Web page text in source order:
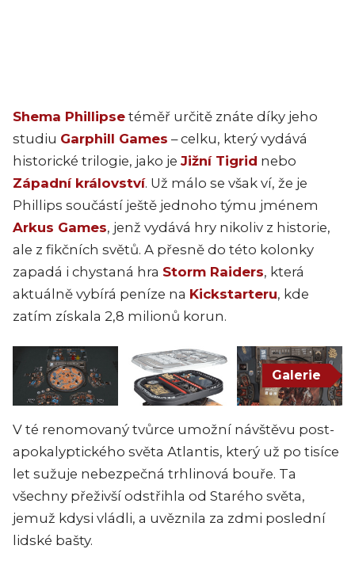
Shema Phillipse téměř určitě znáte díky jeho
studiu Garphill Games – celku, který vydává
historické trilogie, jako je Jižní Tigrid nebo
Západní království. Už málo se však ví, že je
Phillips součástí ještě jednoho týmu jménem
Arkus Games, jenž vydává hry nikoliv z historie,
ale z fikčních světů. A přesně do této kolonky
zapadá i chystaná hra Storm Raiders, která
aktuálně vybírá peníze na Kickstarteru, kde
zatím získala 2,8 milionů korun.
Galerie
V té renomovaný tvůrce umožní návštěvu post-
apokalyptického světa Atlantis, který už po tisíce
let sužuje nebezpečná trhlinová bouře. Ta
všechny přeživší odstřihla od Starého světa,
jemuž kdysi vládli, a uvěznila za zdmi poslední
lidské bašty.